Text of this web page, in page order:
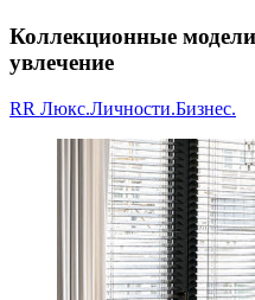
Коллекционные
увлечение
RR Люкс.Личности.Бизнес.